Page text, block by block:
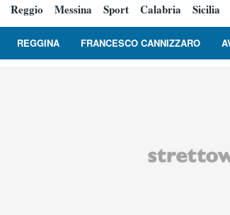
Reggio Messina Sport Calabria Sicilia
REGGINA FRANCESCO CANNIZZARO